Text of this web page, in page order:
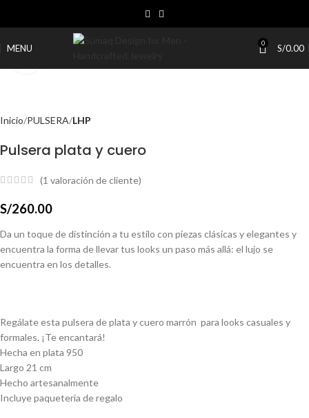
MENU 0 S/0.00
Inicio PULSERA LHP
Pulsera plata y cuero
(1 valoración de cliente)
S/260.00
Da un toque de distinción a tu estilo con piezas clásicas y elegantes y
encuentra la forma de llevar tus looks un paso más allá: el lujo se
encuentra en los detalles.
Regálate esta pulsera de plata y cuero marrón para looks casuales y
formales. ¡Te encantará!
Hecha en plata 950
Largo 21 cm
Hecho artesanalmente
Incluye paqueteria de regalo